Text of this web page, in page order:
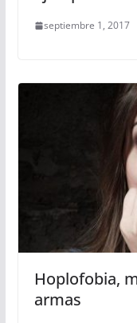
septiembre 1, 2017
Hoplofobia,
armas